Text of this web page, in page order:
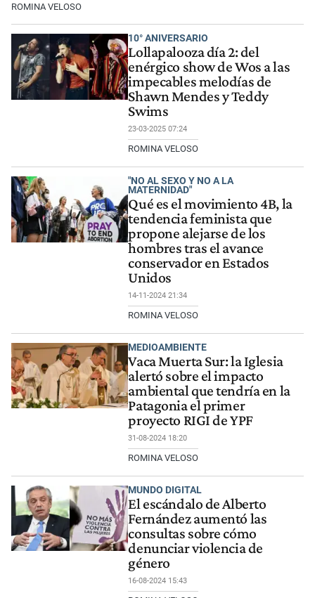
ROMINA VELOSO
10° ANIVERSARIO
Lollapalooza día 2: del
enérgico show de Wos a las
impecables melodías de
Shawn Mendes y Teddy
Swims
23-03-2025 07:24
ROMINA VELOSO
"NO AL SEXO Y NO A LA
MATERNIDAD"
Qué es el movimiento 4B, la
tendencia feminista que
propone alejarse de los
hombres tras el avance
conservador en Estados
Unidos
14-11-2024 21:34
ROMINA VELOSO
MEDIOAMBIENTE
Vaca Muerta Sur: la Iglesia
alertó sobre el impacto
ambiental que tendría en la
Patagonia el primer
proyecto RIGI de YPF
31-08-2024 18:20
ROMINA VELOSO
MUNDO DIGITAL
El escándalo de Alberto
Fernández aumentó las
consultas sobre cómo
denunciar violencia de
género
16-08-2024 15:43